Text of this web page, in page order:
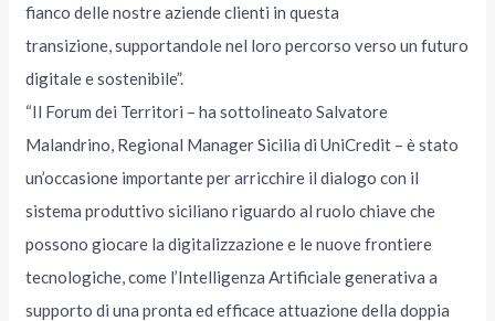
fianco delle nostre aziende clienti in questa
transizione, supportandole nel loro percorso verso un futuro
digitale e sostenibile”.
“Il Forum dei Territori – ha sottolineato Salvatore
Malandrino, Regional Manager Sicilia di UniCredit – è stato
un’occasione importante per arricchire il dialogo con il
sistema produttivo siciliano riguardo al ruolo chiave che
possono giocare la digitalizzazione e le nuove frontiere
tecnologiche, come l’Intelligenza Artificiale generativa a
supporto di una pronta ed efficace attuazione della doppia